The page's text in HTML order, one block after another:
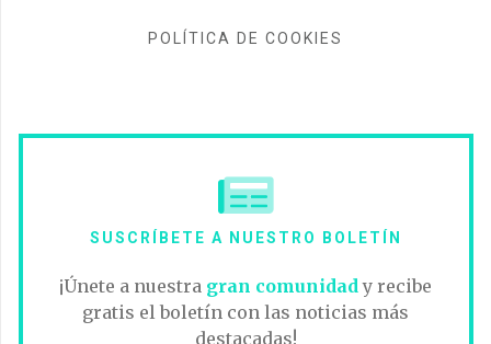
POLÍTICA DE COOKIES
SUSCRÍBETE A NUESTRO BOLETÍN
¡Únete a nuestra gran comunidad y recibe
gratis el boletín con las noticias más
destacadas!